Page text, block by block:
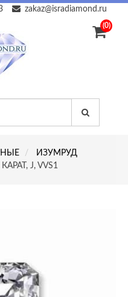
zakaz@isradiamond.ru
(0)
ИЗУМРУД
J, VVS1